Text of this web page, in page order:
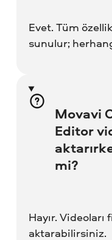
Evet. Tüm
sunulur;
Movavi
Editor
mi?
Hayır.
aktarabilirsiniz.